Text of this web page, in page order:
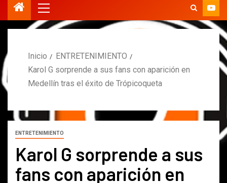
Inicio
ENTRETENIMIENTO
Karol G sorprende a sus fans con aparición en
Medellín tras el éxito de Trópicoqueta
ENTRETENIMIENTO
Karol G sorprende a sus
fans con aparición en